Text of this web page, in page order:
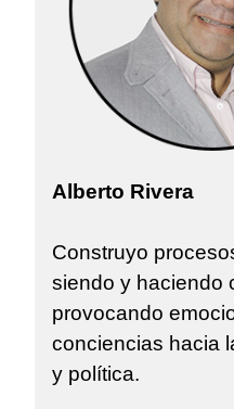
Alberto Rivera
Construyo
siendo y haciendo
provocando
conciencias hacia
y política.